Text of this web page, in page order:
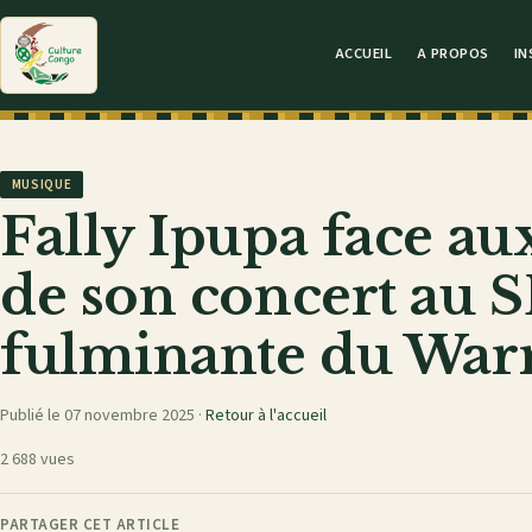
ACCUEIL A PROPOS
MUSIQUE
Fally Ipupa face
de son concert au
fulminante du
Publié le 07 novembre 2025 · Retour à l'accueil
2 688 vues
PARTAGER CET ARTICLE